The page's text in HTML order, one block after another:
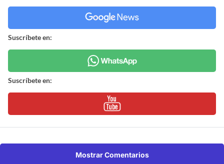
Suscríbete en:
Suscríbete en:
Mostrar Comentarios